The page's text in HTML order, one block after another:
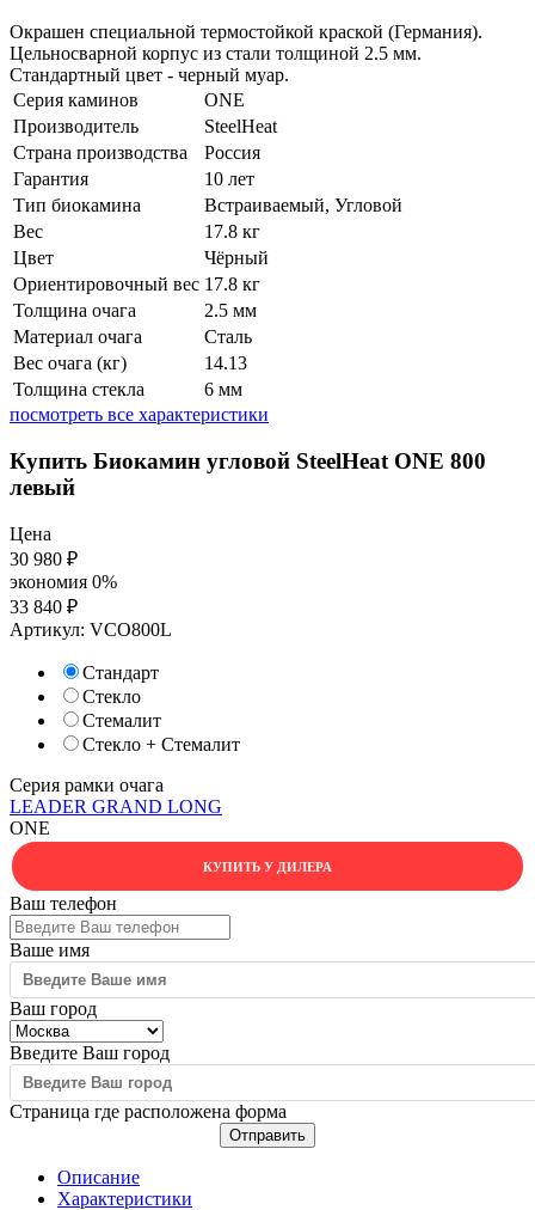
Окрашен специальной термостойкой краской (Германия).
Цельносварной корпус из стали толщиной 2.5 мм.
Стандартный цвет - черный муар.
Серия каминов
ONE
Производитель
SteelHeat
Страна производства
Россия
Гарантия
10 лет
Тип биокамина
Встраиваемый, Угловой
Вес
17.8 кг
Цвет
Чёрный
Ориентировочный вес 17.8 кг
Толщина очага
2.5 мм
Материал очага
Сталь
Вес очага (кг)
14.13
Толщина стекла
6 мм
посмотреть все характеристики
Купить Биокамин угловой SteelHeat ONE 800
левый
Цена
30 980 ₽
экономия 0%
33 840 ₽
Артикул: VCO800L
Стандарт
Стекло
Стемалит
Стекло + Стемалит
Серия рамки очага
LEADER GRAND LONG
ONE
КУПИТЬ У ДИЛЕРА
Ваш телефон
Ваше имя
Ваш город
Введите Ваш город
Страница где расположена форма
Отправить
Описание
Характеристики